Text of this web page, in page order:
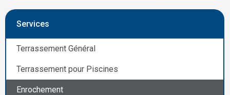
Services
Terrassement Général
Terrassement pour Piscines
Enrochement